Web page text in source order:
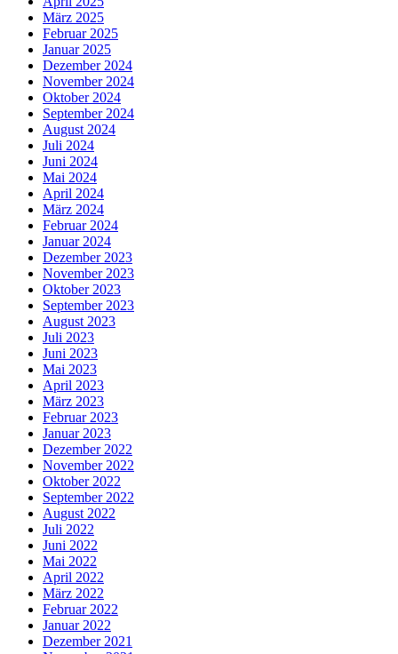
März 2025
Februar 2025
Januar 2025
Dezember 2024
November 2024
Oktober 2024
September 2024
August 2024
Juli 2024
Juni 2024
Mai 2024
April 2024
März 2024
Februar 2024
Januar 2024
Dezember 2023
November 2023
Oktober 2023
September 2023
August 2023
Juli 2023
Juni 2023
Mai 2023
April 2023
März 2023
Februar 2023
Januar 2023
Dezember 2022
November 2022
Oktober 2022
September 2022
August 2022
Juli 2022
Juni 2022
Mai 2022
April 2022
März 2022
Februar 2022
Januar 2022
Dezember 2021